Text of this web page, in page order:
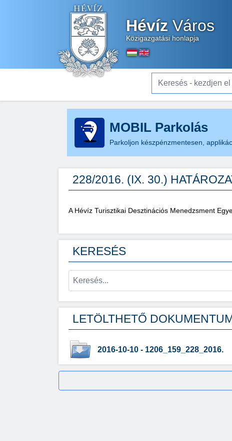
HévízVáros
Közigazgatási honlapja
Keresés - kezdjen el
MOBIL Parkolás
Parkoljon készpénzmentesen,
228/2016. (IX. 30.)
A Hévíz Turisztikai Desztinációs Menedzsment
KERESÉS
LETÖLTHETŐ
2016-10-10 - 1206_159_228_2016.